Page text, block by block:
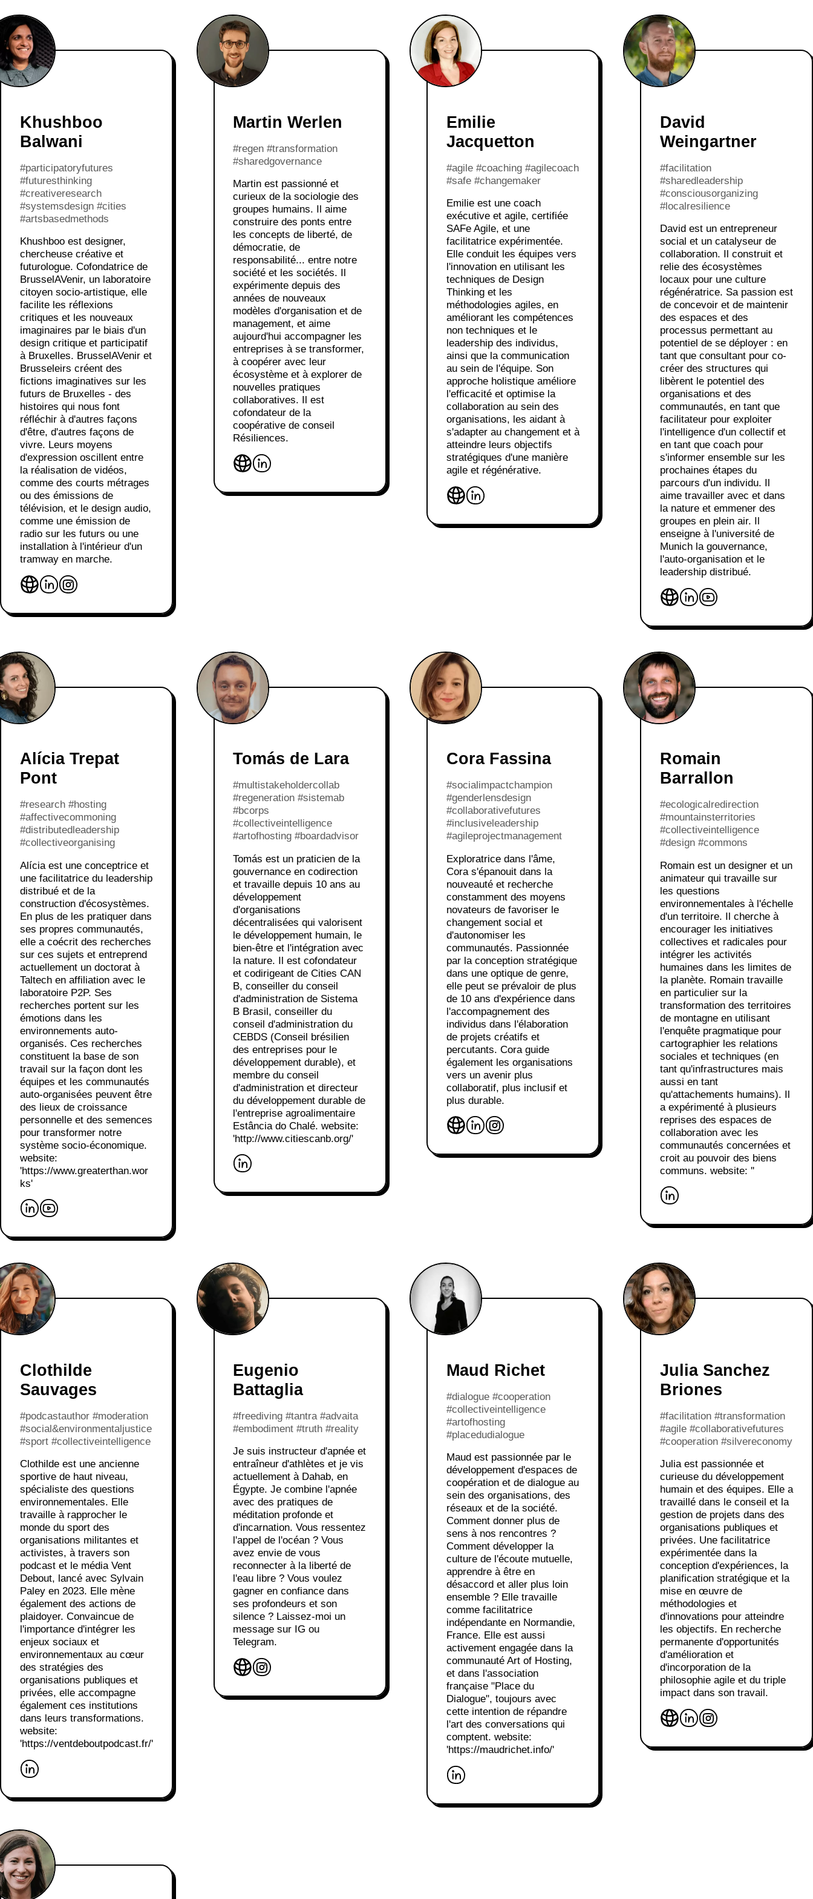
Khushboo
Balwani
#participatoryfutures
#futuresthinking
#creativeresearch
#systemsdesign #cities
#artsbasedmethods
Khushboo est designer,
chercheuse créative et
futurologue. Cofondatrice de
BrusselAVenir, un laboratoire
citoyen socio-artistique, elle
facilite les réflexions
critiques et les nouveaux
imaginaires par le biais d'un
design critique et participatif
à Bruxelles. BrusselAVenir et
Brusseleirs créent des
fictions imaginatives sur les
futurs de Bruxelles - des
histoires qui nous font
réfléchir à d'autres façons
d'être, d'autres façons de
vivre. Leurs moyens
d'expression oscillent entre
la réalisation de vidéos,
comme des courts métrages
ou des émissions de
télévision, et le design audio,
comme une émission de
radio sur les futurs ou une
installation à l'intérieur d'un
tramway en marche.
Martin Werlen
#regen #transformation
#sharedgovernance
Martin est passionné et
curieux de la sociologie des
groupes humains. Il aime
construire des ponts entre
les concepts de liberté, de
démocratie, de
responsabilité... entre notre
société et les sociétés. Il
expérimente depuis des
années de nouveaux
modèles d'organisation et de
management, et aime
aujourd'hui accompagner les
entreprises à se transformer,
à coopérer avec leur
écosystème et à explorer de
nouvelles pratiques
collaboratives. Il est
cofondateur de la
coopérative de conseil
Résiliences.
Emilie
Jacquetton
#agile #coaching #agilecoach
#safe #changemaker
Emilie est une coach
exécutive et agile, certifiée
SAFe Agile, et une
facilitatrice expérimentée.
Elle conduit les équipes vers
l'innovation en utilisant les
techniques de Design
Thinking et les
méthodologies agiles, en
améliorant les compétences
non techniques et le
leadership des individus,
ainsi que la communication
au sein de l'équipe. Son
approche holistique améliore
l'efficacité et optimise la
collaboration au sein des
organisations, les aidant à
s'adapter au changement et à
atteindre leurs objectifs
stratégiques d'une manière
agile et régénérative.
David
Weingartner
#facilitation
#sharedleadership
#consciousorganizing
#localresilience
David est un entrepreneur
social et un catalyseur de
collaboration. Il construit et
relie des écosystèmes
locaux pour une culture
régénératrice. Sa passion est
de concevoir et de maintenir
des espaces et des
processus permettant au
potentiel de se déployer : en
tant que consultant pour co-
créer des structures qui
libèrent le potentiel des
organisations et des
communautés, en tant que
facilitateur pour exploiter
l'intelligence d'un collectif et
en tant que coach pour
s'informer ensemble sur les
prochaines étapes du
parcours d'un individu. Il
aime travailler avec et dans
la nature et emmener des
groupes en plein air. Il
enseigne à l'université de
Munich la gouvernance,
l'auto-organisation et le
leadership distribué.
Alícia Trepat
Pont
#research #hosting
#affectivecommoning
#distributedleadership
#collectiveorganising
Alícia est une conceptrice et
une facilitatrice du leadership
distribué et de la
construction d'écosystèmes.
En plus de les pratiquer dans
ses propres communautés,
elle a coécrit des recherches
sur ces sujets et entreprend
actuellement un doctorat à
Taltech en affiliation avec le
laboratoire P2P. Ses
recherches portent sur les
émotions dans les
environnements auto-
organisés. Ces recherches
constituent la base de son
travail sur la façon dont les
équipes et les communautés
auto-organisées peuvent être
des lieux de croissance
personnelle et des semences
pour transformer notre
système socio-économique.
website:
'https://www.greaterthan.wor
ks'
Tomás de Lara
#multistakeholdercollab
#regeneration #sistemab
#bcorps
#collectiveintelligence
#artofhosting #boardadvisor
Tomás est un praticien de la
gouvernance en codirection
et travaille depuis 10 ans au
développement
d'organisations
décentralisées qui valorisent
le développement humain, le
bien-être et l'intégration avec
la nature. Il est cofondateur
et codirigeant de Cities CAN
B, conseiller du conseil
d'administration de Sistema
B Brasil, conseiller du
conseil d'administration du
CEBDS (Conseil brésilien
des entreprises pour le
développement durable), et
membre du conseil
d'administration et directeur
du développement durable de
l'entreprise agroalimentaire
Estância do Chalé. website:
'http://www.citiescanb.org/'
Cora Fassina
#socialimpactchampion
#genderlensdesign
#collaborativefutures
#inclusiveleadership
#agileprojectmanagement
Exploratrice dans l'âme,
Cora s'épanouit dans la
nouveauté et recherche
constamment des moyens
novateurs de favoriser le
changement social et
d'autonomiser les
communautés. Passionnée
par la conception stratégique
dans une optique de genre,
elle peut se prévaloir de plus
de 10 ans d'expérience dans
l'accompagnement des
individus dans l'élaboration
de projets créatifs et
percutants. Cora guide
également les organisations
vers un avenir plus
collaboratif, plus inclusif et
plus durable.
Romain
Barrallon
#ecologicalredirection
#mountainsterritories
#collectiveintelligence
#design #commons
Romain est un designer et un
animateur qui travaille sur
les questions
environnementales à l'échelle
d'un territoire. Il cherche à
encourager les initiatives
collectives et radicales pour
intégrer les activités
humaines dans les limites de
la planète. Romain travaille
en particulier sur la
transformation des territoires
de montagne en utilisant
l'enquête pragmatique pour
cartographier les relations
sociales et techniques (en
tant qu'infrastructures mais
aussi en tant
qu'attachements humains). Il
a expérimenté à plusieurs
reprises des espaces de
collaboration avec les
communautés concernées et
croit au pouvoir des biens
communs. website: ''
Clothilde
Sauvages
#podcastauthor #moderation
#social&environmentaljustice
#sport #collectiveintelligence
Clothilde est une ancienne
sportive de haut niveau,
spécialiste des questions
environnementales. Elle
travaille à rapprocher le
monde du sport des
organisations militantes et
activistes, à travers son
podcast et le média Vent
Debout, lancé avec Sylvain
Paley en 2023. Elle mène
également des actions de
plaidoyer. Convaincue de
l'importance d'intégrer les
enjeux sociaux et
environnementaux au cœur
des stratégies des
organisations publiques et
privées, elle accompagne
également ces institutions
dans leurs transformations.
website:
'https://ventdeboutpodcast.fr/'
Eugenio
Battaglia
#freediving #tantra #advaita
#embodiment #truth #reality
Je suis instructeur d'apnée et
entraîneur d'athlètes et je vis
actuellement à Dahab, en
Égypte. Je combine l'apnée
avec des pratiques de
méditation profonde et
d'incarnation. Vous ressentez
l'appel de l'océan ? Vous
avez envie de vous
reconnecter à la liberté de
l'eau libre ? Vous voulez
gagner en confiance dans
ses profondeurs et son
silence ? Laissez-moi un
message sur IG ou
Telegram.
Maud Richet
#dialogue #cooperation
#collectiveintelligence
#artofhosting
#placedudialogue
Maud est passionnée par le
développement d'espaces de
coopération et de dialogue au
sein des organisations, des
réseaux et de la société.
Comment donner plus de
sens à nos rencontres ?
Comment développer la
culture de l'écoute mutuelle,
apprendre à être en
désaccord et aller plus loin
ensemble ? Elle travaille
comme facilitatrice
indépendante en Normandie,
France. Elle est aussi
activement engagée dans la
communauté Art of Hosting,
et dans l'association
française "Place du
Dialogue", toujours avec
cette intention de répandre
l'art des conversations qui
comptent. website:
'https://maudrichet.info/'
Julia Sanchez
Briones
#facilitation #transformation
#agile #collaborativefutures
#cooperation #silvereconomy
Julia est passionnée et
curieuse du développement
humain et des équipes. Elle a
travaillé dans le conseil et la
gestion de projets dans des
organisations publiques et
privées. Une facilitatrice
expérimentée dans la
conception d'expériences, la
planification stratégique et la
mise en œuvre de
méthodologies et
d'innovations pour atteindre
les objectifs. En recherche
permanente d'opportunités
d'amélioration et
d'incorporation de la
philosophie agile et du triple
impact dans son travail.